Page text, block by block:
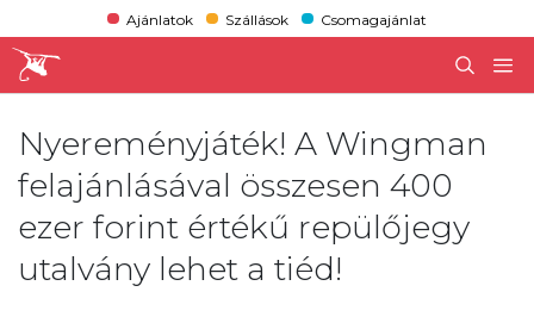
Ajánlatok Szállások Csomagajánlat
Nyereményjáték! A Wingman
felajánlásával összesen 400
ezer forint értékű repülőjegy
utalvány lehet a tiéd!